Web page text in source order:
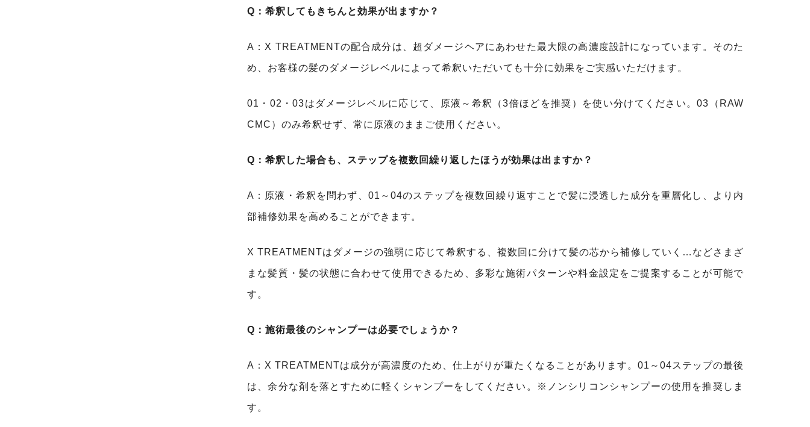
Q ：希釈してもきちんと効果が出ますか？
A：X TREATMENTの配合成分は、超ダメージヘアにあわせた最大限の高濃度設計になっています。そのた
め、お客様の髪のダメージレベルによって希釈いただいても十分に効果をご実感いただけます。
01・02・03はダメージレベルに応じて、原液～希釈（3倍ほどを推奨）を使い分けてください。03（RAW
CMC）のみ希釈せず、常に原液のままご使用ください。
Q ：希釈した場合も、ステップを複数回繰り返したほうが効果は出ますか？
A：原液・希釈を問わず、01～04のステップを複数回繰り返すことで髪に浸透した成分を重層化し、より内
部補修効果を高めることができます。
X TREATMENTはダメージの強弱に応じて希釈する、複数回に分けて髪の芯から補修していく…などさまざ
まな髪質・髪の状態に合わせて使用できるため、多彩な施術パターンや料金設定をご提案することが可能で
す。
Q ：施術最後のシャンプーは必要でしょうか？
A：X TREATMENTは成分が高濃度のため、仕上がりが重たくなることがあります。01～04ステップの最後
は、余分な剤を落とすために軽くシャンプーをしてください。※ノンシリコンシャンプーの使用を推奨しま
す。